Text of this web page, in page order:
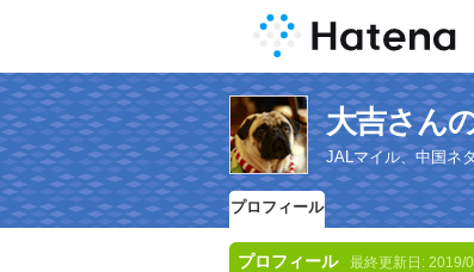
大吉さん
JALマイル、中国ネ
プロフィール
プロフィール 最終更新日: 2019/